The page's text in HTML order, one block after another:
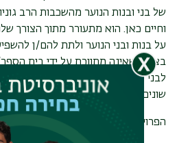
של בני ובנות הנוער מהשכבות הרב
וחיים כאן. הוא מתעורר מתוך הצורך
על בנות ובני הנוער ולתת להם/ן
בצורה שאינה מתווכת על ידי בית
לבני ובנות הנוער לדבר ולמבוגרים
שונים של נערות ונערים מתרבויות
הפרויקט פועל להגשים מספר מטרות: